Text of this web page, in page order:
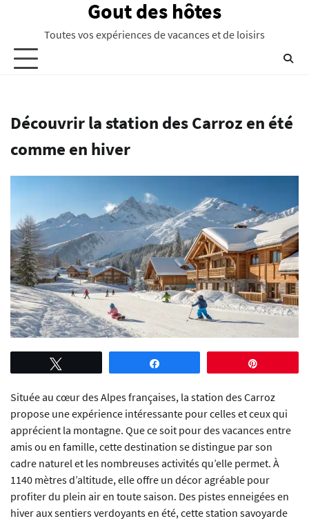
Gout des hôtes
Toutes vos expériences de vacances et de loisirs
Découvrir la station des Carroz en été
comme en hiver
Située au cœur des Alpes françaises, la station des Carroz
propose une expérience intéressante pour celles et ceux qui
apprécient la montagne. Que ce soit pour des vacances entre
amis ou en famille, cette destination se distingue par son
cadre naturel et les nombreuses activités qu’elle permet. À
1140 mètres d’altitude, elle offre un décor agréable pour
profiter du plein air en toute saison. Des pistes enneigées en
hiver aux sentiers verdoyants en été, cette station savoyarde